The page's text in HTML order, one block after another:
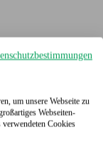
um unsere Webseite zu
Webseiten-
Cookies